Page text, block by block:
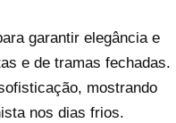
garantir elegância e
e de tramas fechadas.
mostrando
nos dias frios.